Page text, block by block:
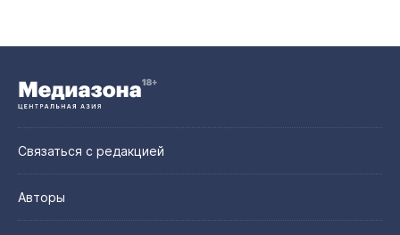
Связаться с редакцией
Авторы